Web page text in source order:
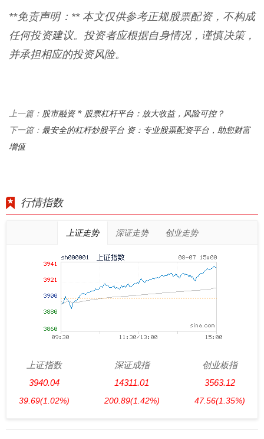
**免责声明：** 本文仅供参考正规股票配资，不构成
任何投资建议。投资者应根据自身情况，谨慎决策，
并承担相应的投资风险。
上一篇： 股市融资 * 股票杠杆平台：放大收益，风险可控？
下一篇： 最安全的杠杆炒股平台 资：专业股票配资平台，助您财富
增值
行情指数
上证走势 深证走势 创业走势
上证指数
3940.04
39.69(1.02%)
深证成指
14311.01
200.89(1.42%)
创业板指
3563.12
47.56(1.35%)